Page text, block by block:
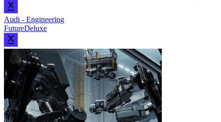
Audi - Engineering
FutureDeluxe